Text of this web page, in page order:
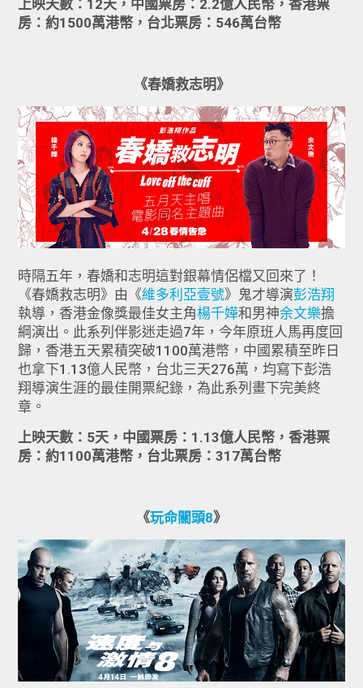
上映天數：12天，中國票房：2.2億人民幣，香港票
房：約1500萬港幣，台北票房：546萬台幣
《春嬌救志明》
時隔五年，春嬌和志明這對銀幕情侶檔又回來了！
《春嬌救志明》由《維多利亞壹號》鬼才導演彭浩翔
執導，香港金像獎最佳女主角楊千嬅和男神余文樂擔
綱演出。此系列伴影迷走過7年，今年原班人馬再度回
歸，香港五天累積突破1100萬港幣，中國累積至昨日
也拿下1.13億人民幣，台北三天276萬，均寫下彭浩
翔導演生涯的最佳開票紀錄，為此系列畫下完美終
章。
上映天數：5天，中國票房：1.13億人民幣，香港票
房：約1100萬港幣，台北票房：317萬台幣
《玩命關頭8》